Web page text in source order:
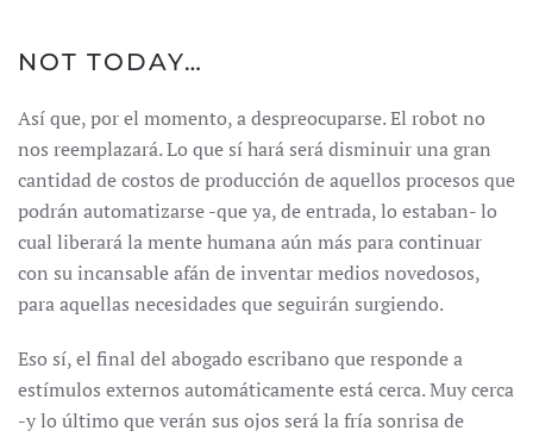
NOT TODAY…
Así que, por el momento, a despreocuparse. El robot no
nos reemplazará. Lo que sí hará será disminuir una gran
cantidad de costos de producción de aquellos procesos que
podrán automatizarse -que ya, de entrada, lo estaban- lo
cual liberará la mente humana aún más para continuar
con su incansable afán de inventar medios novedosos,
para aquellas necesidades que seguirán surgiendo.
Eso sí, el final del abogado escribano que responde a
estímulos externos automáticamente está cerca. Muy cerca
-y lo último que verán sus ojos será la fría sonrisa de